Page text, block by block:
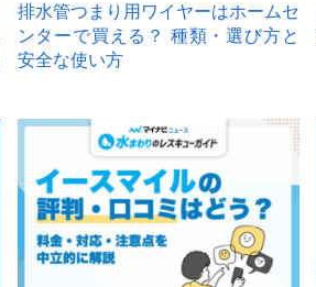
排水管つまり用ワイヤーはホームセ
ンターで買える？ 種類・選び方と
安全な使い方